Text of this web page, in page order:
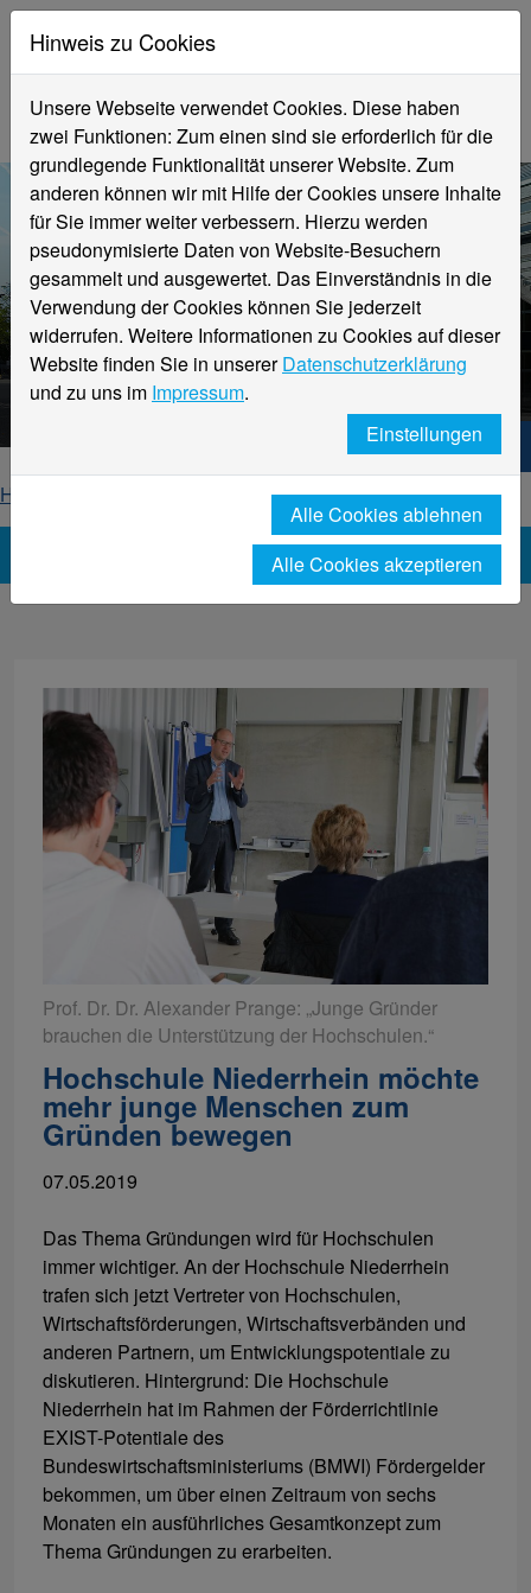
Aktuelle Meldungen
Hochschule Niederrhein
Hochschule Niederrhein. Dein Weg.
Home
News-Detailseite
Prof. Dr. Dr. Alexander Prange: „Junge Gründer
brauchen die Unterstützung der Hochschulen.“
Hochschule Niederrhein möchte
mehr junge Menschen zum
Gründen bewegen
07.05.2019
Das Thema Gründungen wird für Hochschulen
immer wichtiger. An der Hochschule Niederrhein
trafen sich jetzt Vertreter von Hochschulen,
Wirtschaftsförderungen, Wirtschaftsverbänden und
anderen Partnern, um Entwicklungspotentiale zu
diskutieren. Hintergrund: Die Hochschule
Niederrhein hat im Rahmen der Förderrichtlinie
EXIST-Potentiale des
Bundeswirtschaftsministeriums (BMWI) Fördergelder
bekommen, um über einen Zeitraum von sechs
Monaten ein ausführliches Gesamtkonzept zum
Thema Gründungen zu erarbeiten.
Hinweis zu Cookies
Unsere Webseite verwendet Cookies. Diese haben
zwei Funktionen: Zum einen sind sie erforderlich für die
grundlegende Funktionalität unserer Website. Zum
anderen können wir mit Hilfe der Cookies unsere Inhalte
für Sie immer weiter verbessern. Hierzu werden
pseudonymisierte Daten von Website-Besuchern
gesammelt und ausgewertet. Das Einverständnis in die
Verwendung der Cookies können Sie jederzeit
widerrufen. Weitere Informationen zu Cookies auf dieser
Website finden Sie in unsererDatenschutzerklärung
und zu uns im Impressum.
Einstellungen
Alle Cookies ablehnen
Alle Cookies akzeptieren